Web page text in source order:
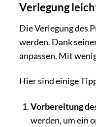
Verlegung
Die Verlegung des
werden. Dank
anpassen. Mit
Hier sind einige
Vorbereitung
werden, um ein